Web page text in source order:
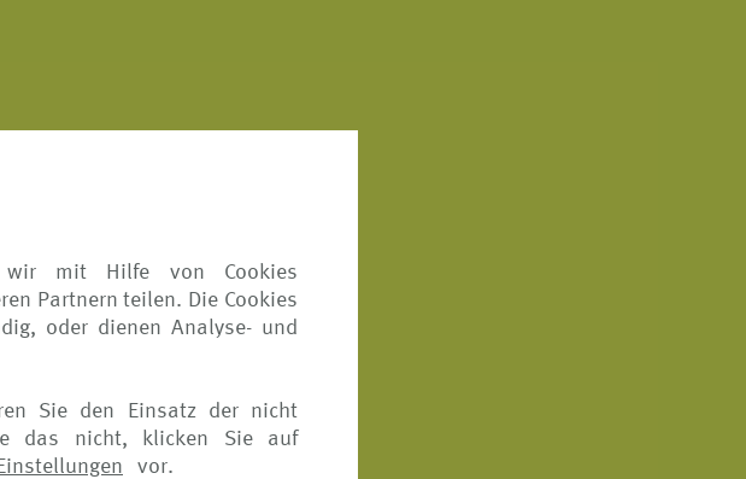
wir mit Hilfe von Cookies
Partnern teilen. Die Cookies
oder dienen Analyse- und
Sie den Einsatz der nicht
das nicht, klicken Sie auf
vor.